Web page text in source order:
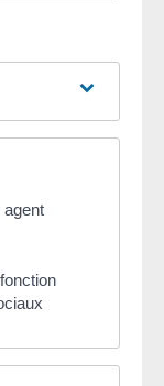
agent